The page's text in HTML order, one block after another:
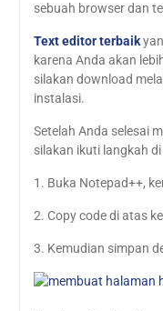
sebuah browser dan
Text editor terbaik
karena Anda akan
silakan download
instalasi.
Setelah Anda selesai
silakan ikuti langkah
1. Buka Notepad++,
2. Copy code di atas
3. Kemudian simpan